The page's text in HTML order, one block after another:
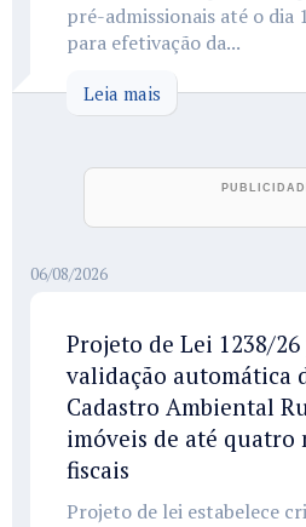
pré-admissionais até o dia
para efetivação da...
Leia mais
06/08/2026
Projeto de Lei 1238/
validação automática
Cadastro Ambiental
imóveis de até quatro
fiscais
Projeto de lei estabelece